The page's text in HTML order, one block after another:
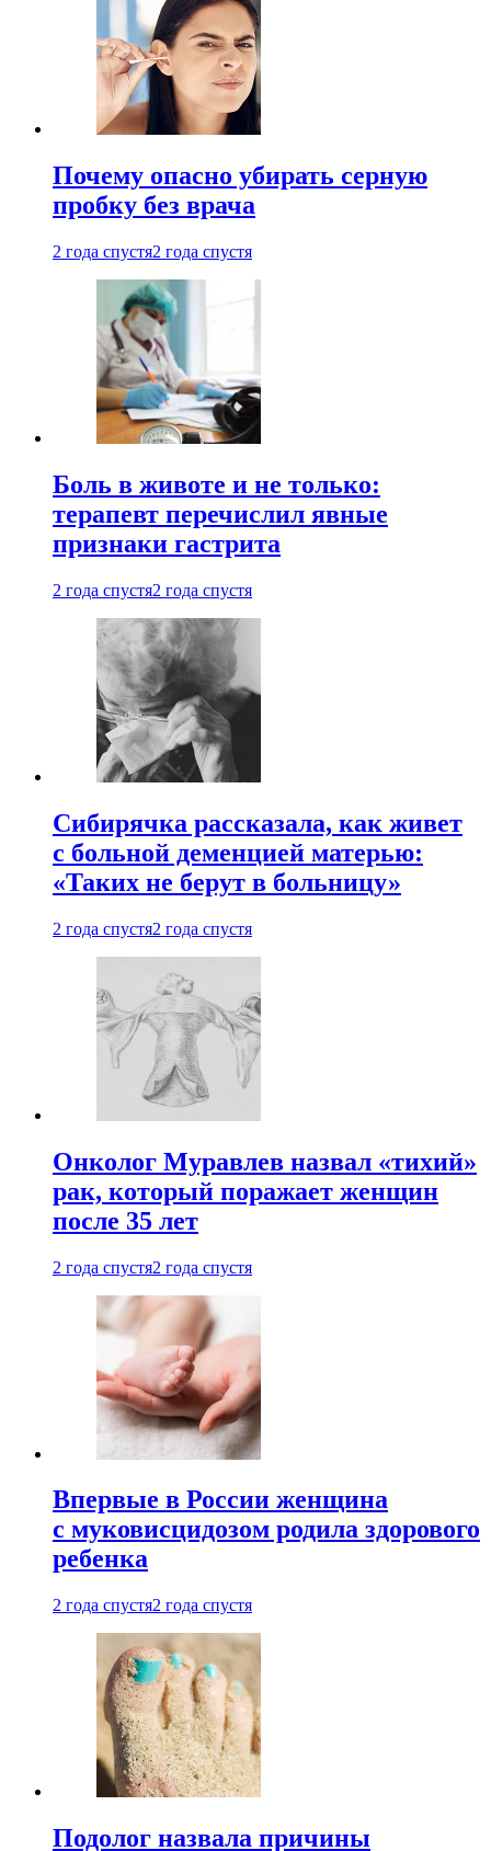
Почему опасно убирать серную
пробку без врача
2 года спустя2 года спустя
Боль в животе и не только:
терапевт перечислил явные
признаки гастрита
2 года спустя2 года спустя
Сибирячка рассказала, как живет
с больной деменцией матерью:
«Таких не берут в больницу»
2 года спустя2 года спустя
Онколог Муравлев назвал «тихий»
рак, который поражает женщин
после 35 лет
2 года спустя2 года спустя
Впервые в России женщина
с муковисцидозом родила здорового
ребенка
2 года спустя2 года спустя
Подолог назвала причины